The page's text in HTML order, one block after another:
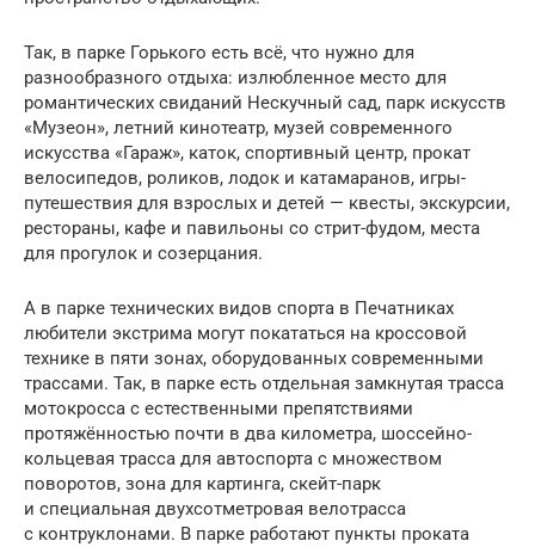
Так, в парке Горького есть всё, что нужно для
разнообразного отдыха: излюбленное место для
романтических свиданий Нескучный сад, парк искусств
«Музеон», летний кинотеатр, музей современного
искусства «Гараж», каток, спортивный центр, прокат
велосипедов, роликов, лодок и катамаранов, игры-
путешествия для взрослых и детей — квесты, экскурсии,
рестораны, кафе и павильоны со стрит-фудом, места
для прогулок и созерцания.
А в парке технических видов спорта в Печатниках
любители экстрима могут покататься на кроссовой
технике в пяти зонах, оборудованных современными
трассами. Так, в парке есть отдельная замкнутая трасса
мотокросса с естественными препятствиями
протяжённостью почти в два километра, шоссейно-
кольцевая трасса для автоспорта с множеством
поворотов, зона для картинга, скейт-парк
и специальная двухсотметровая велотрасса
с контруклонами. В парке работают пункты проката